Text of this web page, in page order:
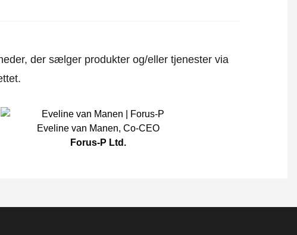
der sælger produkter og/eller tjenester via
Eveline van Manen, Co-CEO
Forus-P Ltd.